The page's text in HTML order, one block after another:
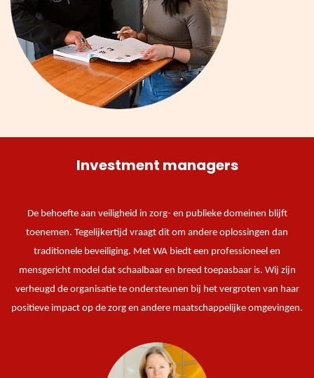
Investment managers
De behoefte aan veiligheid in zorg- en publieke domeinen blijft
toenemen. Tegelijkertijd vraagt dit om andere oplossingen dan
traditionele beveiliging. Met WA biedt een professioneel en
mensgericht model dat schaalbaar en breed toepasbaar is. Wij zijn
verheugd de organisatie te ondersteunen bij het vergroten van haar
positieve impact op de zorg en andere maatschappelijke omgevingen.